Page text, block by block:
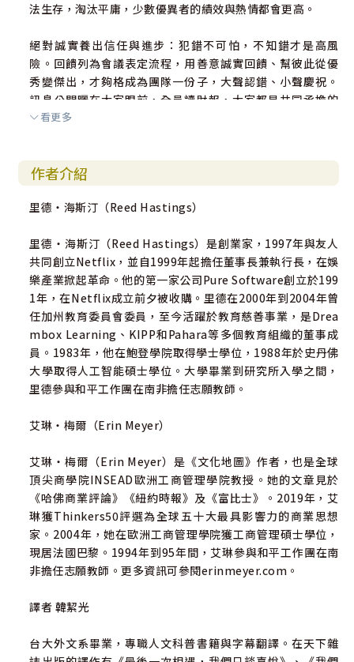
法生存，淘汰平庸，少數優異者的績效與熱情都會更高。
絕對誠實養出信任與進步：犯錯不可怕，不知錯才是高風
險。回饋列為會議表定流程，用善意誠實回饋、幫彼此從優
秀變傑出，才夠格成為團隊一份子，大聲認錯、小聲慶祝。
訊息公開曬在大家眼前，全員讀財報，大家都是共同承擔的
一份子。
工應該是能負責的大人，沒有服裝規定也不會有人裸體上
班。充分資訊、安心授權，幫助每個人勇敢下賭注，建立
「以公司最大利益為考量」的共識，分散決策，更能養成創
Netflix就是未來趨勢！
每個時代，都有領先掌握想望、定義未來的企業。
掌握新的運作法則，搶先成為新競爭中的贏家！
國外推薦
「我有幸認識海斯汀，能近距離直接學習Netflix的文化。如
果你想打造及維繫企業文化，本書的洞見是無價之寶。」─
題：我們如何持續創新？海斯汀和梅爾在這本突破性的著作
中給出答案，為建立、維繫和強化高度創新的全球文化，奠
立了確實有效的系統化方法。令人俯首的傑作！」──安霍
創投共同創辦人 霍洛維茲（Ben Horowitz）
「打造一家永不過時的偉大公司需要哪些條件，海斯汀早早
就學到了。他和梅爾在《零規則》這本書中傳授的文化，推
動案例，闡述海斯汀如何為自由與責任文化的框架注入辛辣
用性，聰明與智慧並蓄──開卷一讀，向大廚本人學習Netfli
看更多
作者介紹
里德‧海斯汀（Reed Hastings）
里德‧海斯汀（Reed Hastings）是創業家，1997年與友人
共同創立Netflix，並自1999年起擔任董事長兼執行長，在娛
樂產業掀起革命。他的第一家公司Pure Software創立於199
1年，在Netflix成立前夕被收購。里德在2000年到2004年曾
任加州教育委員會委員，至今活躍於教育慈善事業，是Drea
mbox Learning、KIPP和Pahara等多個教育組織的董事成
員。1983年，他在鮑登學院取得學士學位，1988年於史丹佛
大學取得人工智能碩士學位。大學畢業到研究所入學之間，
里德參與和平工作團在南非擔任志願教師。
艾琳‧梅爾（Erin Meyer）
艾琳‧梅爾（Erin Meyer）是《文化地圖》作者，也是全球
頂尖商學院INSEAD歐洲工商管理學院教授。她的文章見於
《哈佛商業評論》《紐約時報》及《富比士》。2019年，艾
琳獲Thinkers50評選為全球五十大最具影響力的商業思想
家。2004年，她在歐洲工商管理學院獲工商管理碩士學位，
現居法國巴黎。1994年到95年間，艾琳參與和平工作團在南
非擔任志願教師。更多資訊可參閱erinmeyer.com。
譯者 韓絜光
台大外文系畢業，專職人文科普書籍與字幕翻譯。在天下雜